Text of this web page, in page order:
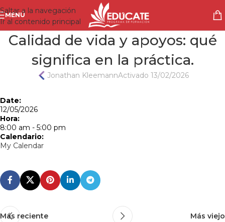
Saltar a la navegación
Ir al contenido principal
MENÚ
Calidad de vida y apoyos: qué
significa en la práctica.
Jonathan KleemannActivado 13/02/2026
Date:
12/05/2026
Hora:
8:00 am - 5:00 pm
Calendario:
My Calendar
Más reciente Más viejo